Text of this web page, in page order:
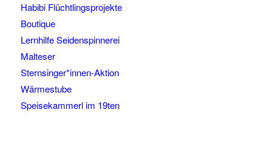
Habibi Flüchtlingsprojekte
Boutique
Lernhilfe Seidenspinnerei
Malteser
Sternsinger*innen-Aktion
Wärmestube
Speisekammerl im 19ten